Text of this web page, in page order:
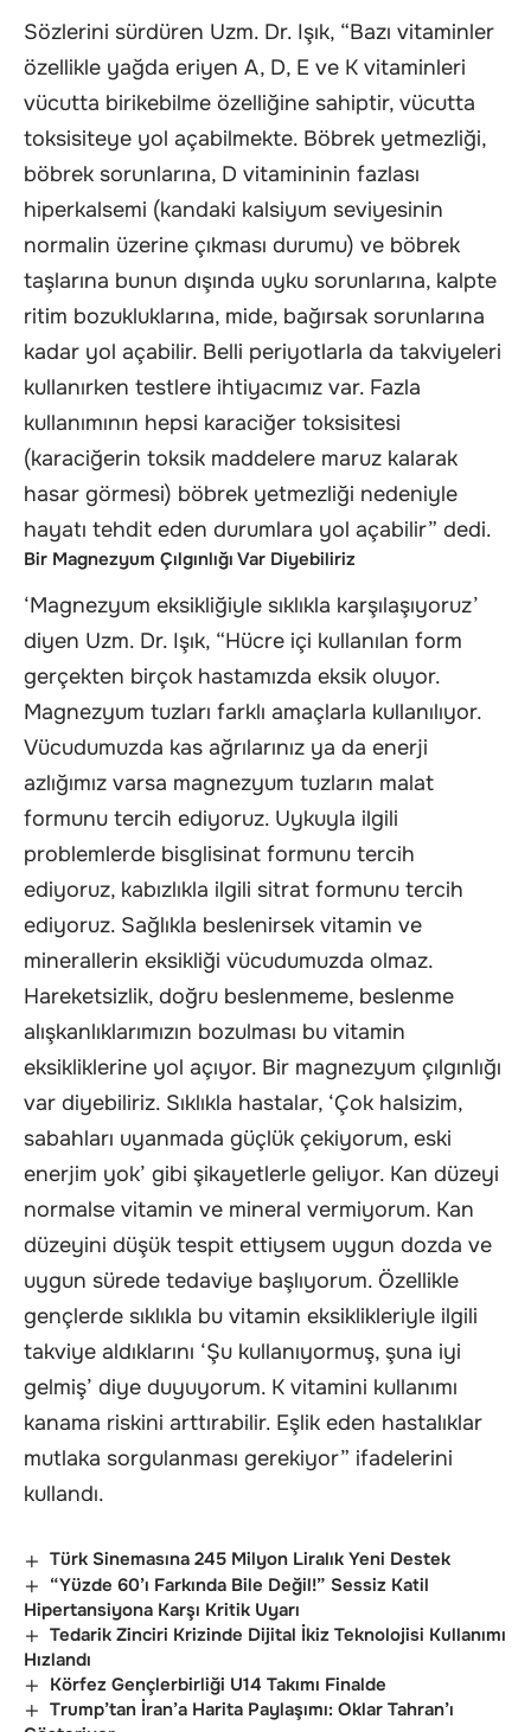
Sözlerini sürdüren Uzm. Dr. Işık, “Bazı vitaminler
özellikle yağda eriyen A, D, E ve K vitaminleri
vücutta birikebilme özelliğine sahiptir, vücutta
toksisiteye yol açabilmekte. Böbrek yetmezliği,
böbrek sorunlarına, D vitamininin fazlası
hiperkalsemi (kandaki kalsiyum seviyesinin
normalin üzerine çıkması durumu) ve böbrek
taşlarına bunun dışında uyku sorunlarına, kalpte
ritim bozukluklarına, mide, bağırsak sorunlarına
kadar yol açabilir. Belli periyotlarla da takviyeleri
kullanırken testlere ihtiyacımız var. Fazla
kullanımının hepsi karaciğer toksisitesi
(karaciğerin toksik maddelere maruz kalarak
hasar görmesi) böbrek yetmezliği nedeniyle
hayatı tehdit eden durumlara yol açabilir” dedi.
Bir Magnezyum Çılgınlığı Var Diyebiliriz
‘Magnezyum eksikliğiyle sıklıkla karşılaşıyoruz’
diyen Uzm. Dr. Işık, “Hücre içi kullanılan form
gerçekten birçok hastamızda eksik oluyor.
Magnezyum tuzları farklı amaçlarla kullanılıyor.
Vücudumuzda kas ağrılarınız ya da enerji
azlığımız varsa magnezyum tuzların malat
formunu tercih ediyoruz. Uykuyla ilgili
problemlerde bisglisinat formunu tercih
ediyoruz, kabızlıkla ilgili sitrat formunu tercih
ediyoruz. Sağlıkla beslenirsek vitamin ve
minerallerin eksikliği vücudumuzda olmaz.
Hareketsizlik, doğru beslenmeme, beslenme
alışkanlıklarımızın bozulması bu vitamin
eksikliklerine yol açıyor. Bir magnezyum çılgınlığı
var diyebiliriz. Sıklıkla hastalar, ‘Çok halsizim,
sabahları uyanmada güçlük çekiyorum, eski
enerjim yok’ gibi şikayetlerle geliyor. Kan düzeyi
normalse vitamin ve mineral vermiyorum. Kan
düzeyini düşük tespit ettiysem uygun dozda ve
uygun sürede tedaviye başlıyorum. Özellikle
gençlerde sıklıkla bu vitamin eksiklikleriyle ilgili
takviye aldıklarını ‘Şu kullanıyormuş, şuna iyi
gelmiş’ diye duyuyorum. K vitamini kullanımı
kanama riskini arttırabilir. Eşlik eden hastalıklar
mutlaka sorgulanması gerekiyor” ifadelerini
kullandı.
Türk Sinemasına 245 Milyon Liralık Yeni Destek
“Yüzde 60’ı Farkında Bile Değil!” Sessiz Katil
Hipertansiyona Karşı Kritik Uyarı
Tedarik Zinciri Krizinde Dijital İkiz Teknolojisi Kullanımı
Hızlandı
Körfez Gençlerbirliği U14 Takımı Finalde
Trump’tan İran’a Harita Paylaşımı: Oklar Tahran’ı